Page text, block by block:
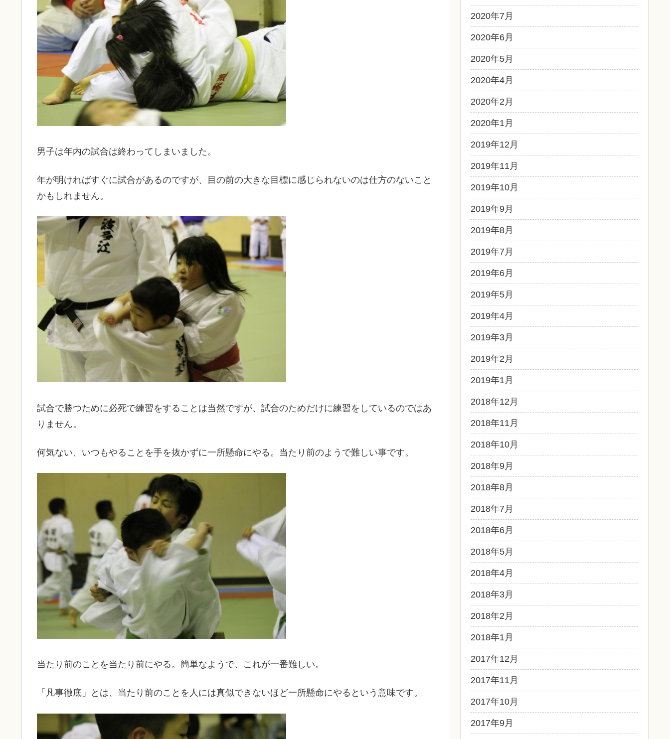
男子は年内の試合は終わってしまいました。
年が明ければすぐに試合があるのですが、目の前の大きな目標に感じられないのは仕方のないこと
かもしれません。
試合で勝つために必死で練習をすることは当然ですが、試合のためだけに練習をしているのではあ
りません。
何気ない、いつもやることを手を抜かずに一所懸命にやる。当たり前のようで難しい事です。
当たり前のことを当たり前にやる。簡単なようで、これが一番難しい。
「凡事徹底」とは、当たり前のことを人には真似できないほど一所懸命にやるという意味です。
2020年7月
2020年6月
2020年5月
2020年4月
2020年2月
2020年1月
2019年12月
2019年11月
2019年10月
2019年9月
2019年8月
2019年7月
2019年6月
2019年5月
2019年4月
2019年3月
2019年2月
2019年1月
2018年12月
2018年11月
2018年10月
2018年9月
2018年8月
2018年7月
2018年6月
2018年5月
2018年4月
2018年3月
2018年2月
2018年1月
2017年12月
2017年11月
2017年10月
2017年9月